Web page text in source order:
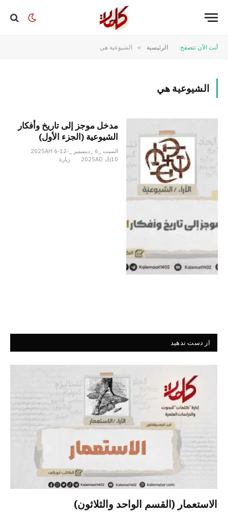
أنت الآن تتصفح: الرئيسية » الشيوعية هي
الشيوعية هي
مدخل موجز إلى تاريخ وأفكار
الشيوعية (الجزء الأول)
السبت _6 _ديسمبر _2025AH 6-12-
2025AD
10 زيارة
از دست ندهید
الاستعمار (القسم الواحد والثلاثون)